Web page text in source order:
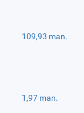
109,93 man.
1,97 man.